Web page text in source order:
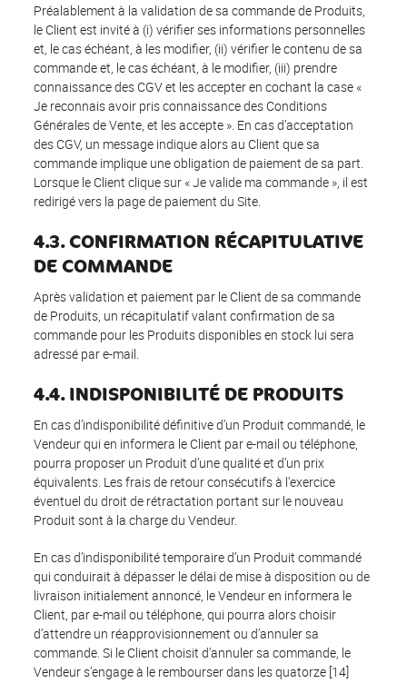
Préalablement à la validation de sa commande de Produits,
le Client est invité à (i) vérifier ses informations personnelles
et, le cas échéant, à les modifier, (ii) vérifier le contenu de sa
commande et, le cas échéant, à le modifier, (iii) prendre
connaissance des CGV et les accepter en cochant la case «
Je reconnais avoir pris connaissance des Conditions
Générales de Vente, et les accepte ». En cas d’acceptation
des CGV, un message indique alors au Client que sa
commande implique une obligation de paiement de sa part.
Lorsque le Client clique sur « Je valide ma commande », il est
redirigé vers la page de paiement du Site.
4.3. CONFIRMATION RÉCAPITULATIVE
DE COMMANDE
Après validation et paiement par le Client de sa commande
de Produits, un récapitulatif valant confirmation de sa
commande pour les Produits disponibles en stock lui sera
adressé par e-mail.
4.4. INDISPONIBILITÉ DE PRODUITS
En cas d’indisponibilité définitive d’un Produit commandé, le
Vendeur qui en informera le Client par e-mail ou téléphone,
pourra proposer un Produit d’une qualité et d’un prix
équivalents. Les frais de retour consécutifs à l'exercice
éventuel du droit de rétractation portant sur le nouveau
Produit sont à la charge du Vendeur.
En cas d’indisponibilité temporaire d’un Produit commandé
qui conduirait à dépasser le délai de mise à disposition ou de
livraison initialement annoncé, le Vendeur en informera le
Client, par e-mail ou téléphone, qui pourra alors choisir
d’attendre un réapprovisionnement ou d’annuler sa
commande. Si le Client choisit d’annuler sa commande, le
Vendeur s’engage à le rembourser dans les quatorze [14]